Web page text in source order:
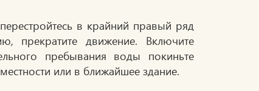
в крайний правый ряд
прекратите движение. Включите
пребывания воды покиньте
или в ближайшее здание.